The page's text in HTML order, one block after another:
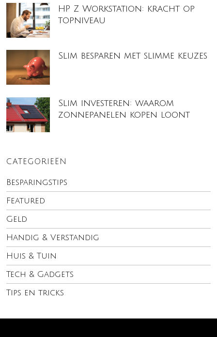
HP Z Workstation: kracht op
topniveau
Slim besparen met slimme keuzes
Slim investeren: waarom
zonnepanelen kopen loont
CATEGORIEËN
Besparingstips
Featured
Geld
Handig & Verstandig
Huis & Tuin
Tech & Gadgets
Tips en tricks